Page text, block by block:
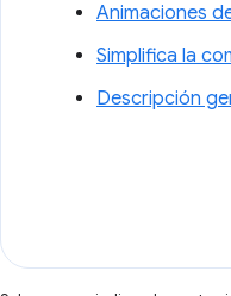
Animaciones
Simplifica la
Descripción